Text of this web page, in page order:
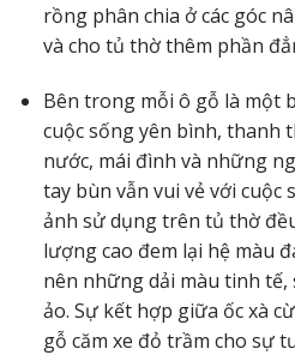
rồng phân chia ở các góc
và cho tủ thờ thêm phần
Bên trong mỗi ô gỗ là một
cuộc sống yên bình, thanh
nước, mái đình và những
tay bùn vẫn vui vẻ với cuộc
ảnh sử dụng trên tủ thờ
lượng cao đem lại hệ màu
nên những dải màu tinh
ảo. Sự kết hợp giữa ốc xà
gỗ căm xe đỏ trầm cho sự